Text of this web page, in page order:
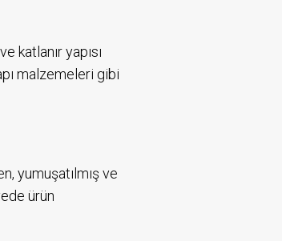
katlanır yapısı
malzemeleri gibi
yumuşatılmış ve
ürün